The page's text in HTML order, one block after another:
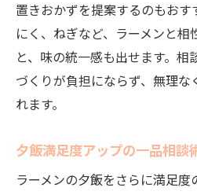
置きおかずを提案するのもお
にく、ねぎなど、ラーメンと
と、味の統一感も出せます。
づくりが負担にならず、無理
れます。
夕飯満足度アップの一品相談
ラーメンの夕飯をさらに満足